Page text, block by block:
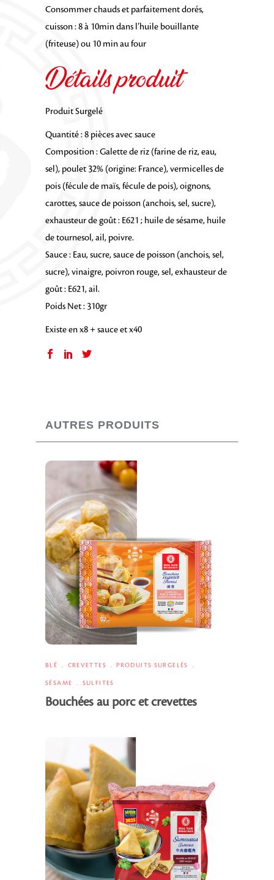
Consommer chauds et parfaitement dorés,
cuisson : 8 à 10min dans l’huile bouillante
(friteuse) ou 10 min au four
Détails produit
Produit Surgelé
Quantité : 8 pièces avec sauce
Composition : Galette de riz (farine de riz, eau,
sel), poulet 32% (origine: France), vermicelles de
pois (fécule de maïs, fécule de pois), oignons,
carottes, sauce de poisson (anchois, sel, sucre),
exhausteur de goût : E621 ; huile de sésame, huile
de tournesol, ail, poivre.
Sauce : Eau, sucre, sauce de poisson (anchois, sel,
sucre), vinaigre, poivron rouge, sel, exhausteur de
goût : E621, ail.
Poids Net : 310gr
Existe en x8 + sauce et x40
AUTRES PRODUITS
BLÉ CREVETTES PRODUITS SURGELÉS
SÉSAME SULFITES
Bouchées au porc et crevettes